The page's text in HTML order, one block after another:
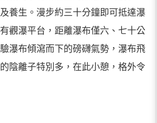
養生。漫步約三十分鐘即可抵達瀑
觀瀑平台，距離瀑布僅六、七十公
瀑布傾瀉而下的磅礴氣勢，瀑布飛
陰離子特別多，在此小憩，格外令